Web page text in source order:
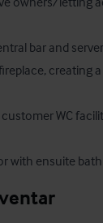
bar and
creating
WC
with ensuite